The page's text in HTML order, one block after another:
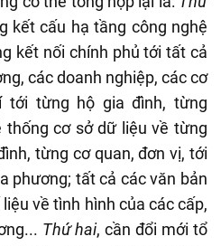
kết cấu hạ tầng công nghệ
kết nối chính phủ tới tất cả
các doanh nghiệp, các cơ
tới từng hộ gia đình, từng
thống cơ sở dữ liệu về từng
từng cơ quan, đơn vị, tới
phương; tất cả các văn bản
về tình hình của các cấp,
Thứ hai, cần đổi mới tổ